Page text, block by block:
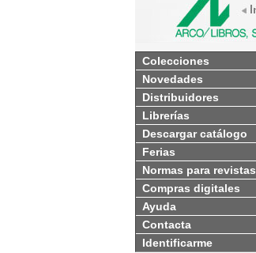
Colecciones
Novedades
Distribuidores
Librerías
Descargar catálogo
Ferias
Normas para revistas
Compras digitales
Ayuda
Contacta
Identificarme